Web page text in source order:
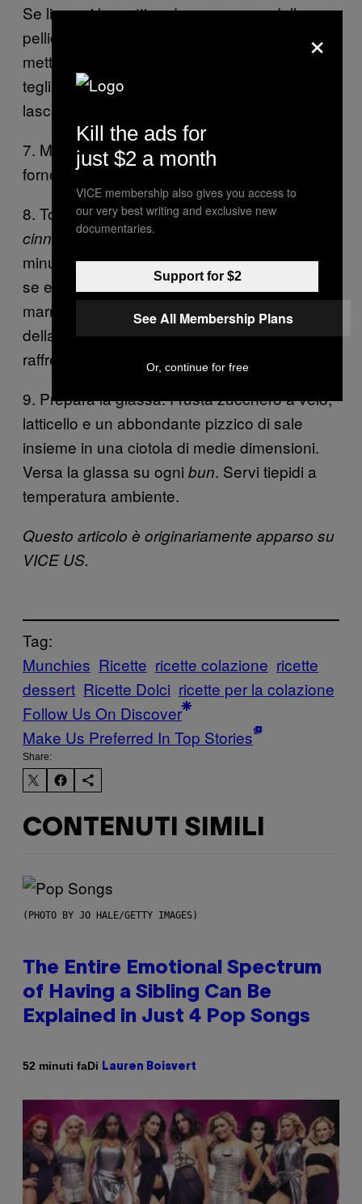
Se li cuoci la mattina dopo, spruzza della
pellicola di plastica con spray antiaderente e
mettili su una teglia con il lato unto verso la
teglia. Mettili da parte per mezz’ora poi
lasciali in frigorifero per tutta la notte.
7. Metti una grata esattamente nel centro del
forno e scaldalo a 175°C.
8. Togli la pellicola dairolls. Metti la teglia di
cinnamon rollsnel centro del forno per 45-50
minuti per irollsfreschi, oppure 50-55 minuti
se erano in frigorifero, finché la glassa non è
marrone dorato. Rimuovi con cautela il lato
della teglia a carniera. Lascia ibuns
raffreddarsi leggermente.
9. Prepara la glassa. Frusta zucchero a velo,
latticello e un abbondante pizzico di sale
insieme in una ciotola di medie dimensioni.
Versa la glassa su ogni bun. Servi tiepidi a
temperatura ambiente.
Questo articolo è originariamente apparso su
VICE US.
Tag:
Munchies Ricette ricette colazione ricette
dessert Ricette Dolci ricette per la colazione
Follow Us On Discover
Make Us Preferred In Top Stories
Share:
CONTENUTI SIMILI
(PHOTO BY JO HALE/GETTY IMAGES)
The Entire Emotional Spectrum
of Having a Sibling Can Be
Explained in Just 4 Pop Songs
52 minuti faDi Lauren Boisvert
×
Kill the ads for
just $2 a month
VICE membership also gives you access to
our very best writing and exclusive new
documentaries.
Support for $2
See All Membership Plans
Or, continue for free